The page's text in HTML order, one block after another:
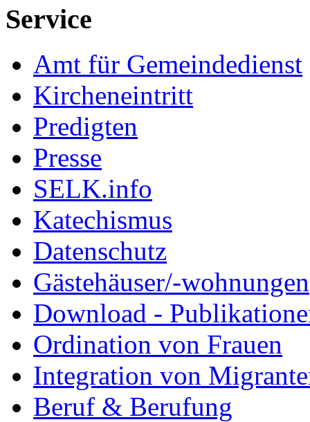
Service
Amt für Gemeindedienst
Kircheneintritt
Predigten
Presse
SELK.info
Katechismus
Datenschutz
Gästehäuser/-wohnungen
Download -
Ordination von Frauen
Integration von
Beruf & Berufung